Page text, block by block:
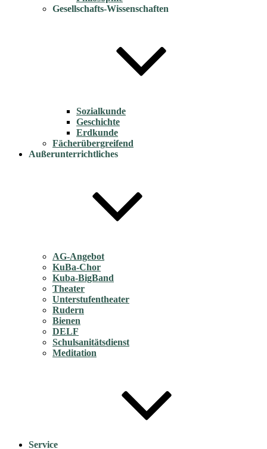
Gesellschafts-Wissenschaften
Sozialkunde
Geschichte
Erdkunde
Fächerübergreifend
Außerunterrichtliches
AG-Angebot
KuBa-Chor
Kuba-BigBand
Theater
Unterstufentheater
Rudern
Bienen
DELF
Schulsanitätsdienst
Meditation
Service